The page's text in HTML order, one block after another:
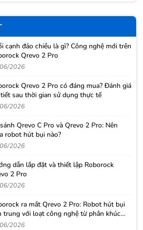
cạnh đảo chiều là gì? Công nghệ mới trên
Qrevo 2 Pro
2026
Qrevo 2 Pro có đáng mua? Đánh giá
sau thời gian sử dụng thực tế
2026
Qrevo C Pro và Qrevo 2 Pro: Nên
robot hút bụi nào?
2026
dẫn lắp đặt và thiết lập Roborock
2 Pro
2026
ra mắt Qrevo 2 Pro: Robot hút bụi
trung với loạt công nghệ từ phân khúc
cấp2026